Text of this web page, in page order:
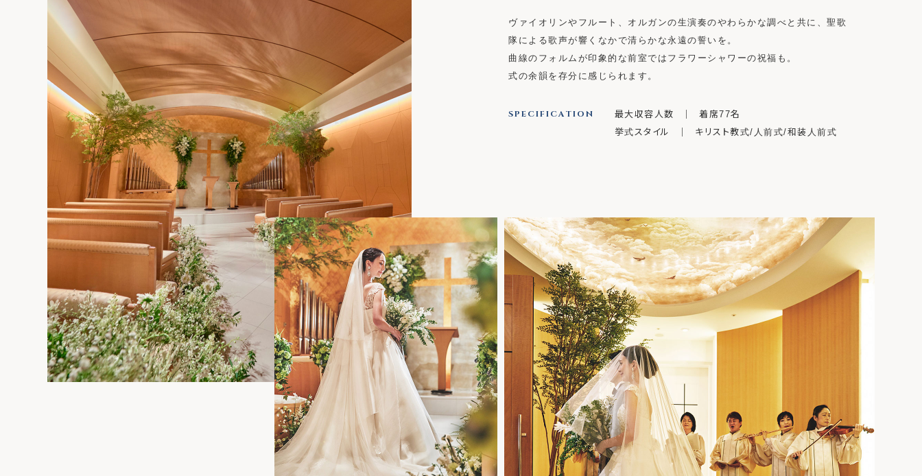
ヴァイオリンやフルート、 オルガンの生演奏のやわらかな調べと共に、 聖歌
隊による歌声が響くなかで清らかな永遠の誓いを。
曲線のフォルムが印象的な前室では フラワーシャワーの祝福も。
式の余韻を存分に感じられます。
SPECIFICATION
最大収容人数 ｜ 着席77名
挙式スタイル ｜ キリスト教式/人前式/和装人前式